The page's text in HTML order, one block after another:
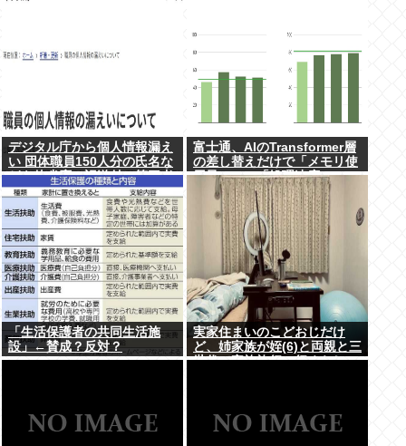
デジタル庁から個人情報漏え
い 団体職員150人分の氏名な
どを他省庁へ誤送付、第三者
に転送なし
富士通、AIのTransformer層
の差し替えだけで「メモリ使
用量1/10」「処理速度475
倍」になる魔改造を発表
「生活保護者の共同生活施
設」←賛成？反対？
実家住まいのこどおじだけ
ど、姉家族が姪(6)と両親と三
世代で家族旅行に行くらしい